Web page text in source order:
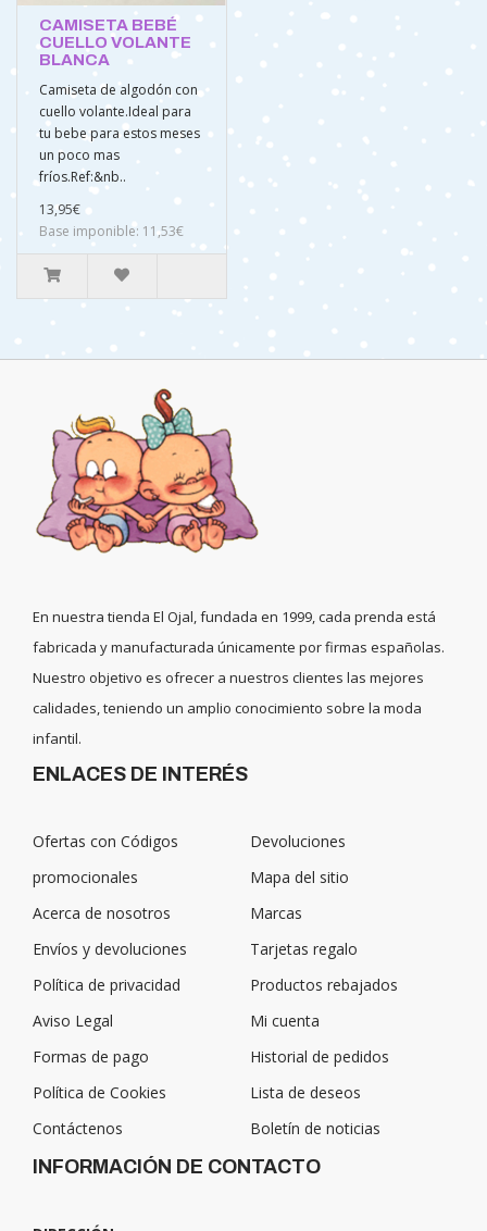
CAMISETA BEBÉ
CUELLO VOLANTE
BLANCA
Camiseta de algodón con
cuello volante.Ideal para
tu bebe para estos meses
un poco mas
fríos.Ref:&nb..
13,95€
Base imponible: 11,53€
En nuestra tienda El Ojal, fundada en 1999, cada prenda está
fabricada y manufacturada únicamente por firmas españolas.
Nuestro objetivo es ofrecer a nuestros clientes las mejores
calidades, teniendo un amplio conocimiento sobre la moda
infantil.
ENLACES DE INTERÉS
Ofertas con Códigos
promocionales
Acerca de nosotros
Envíos y devoluciones
Política de privacidad
Aviso Legal
Formas de pago
Política de Cookies
Contáctenos
Devoluciones
Mapa del sitio
Marcas
Tarjetas regalo
Productos rebajados
Mi cuenta
Historial de pedidos
Lista de deseos
Boletín de noticias
INFORMACIÓN DE CONTACTO